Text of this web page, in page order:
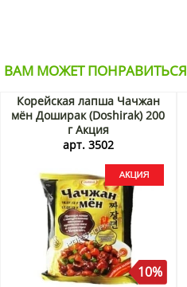
ВАМ МОЖЕТ ПОНРАВИТЬСЯ
Корейская лапша Чачжан
мён Доширак (Doshirak) 200
г Акция
арт. 3502
10%